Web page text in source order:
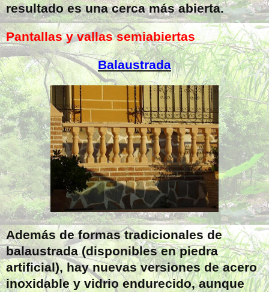
resultado es una cerca más abierta.
Pantallas y vallas semiabiertas
Balaustrada
Además de formas tradicionales de
balaustrada (disponibles en piedra
artificial), hay nuevas versiones de acero
inoxidable y vidrio endurecido, aunque